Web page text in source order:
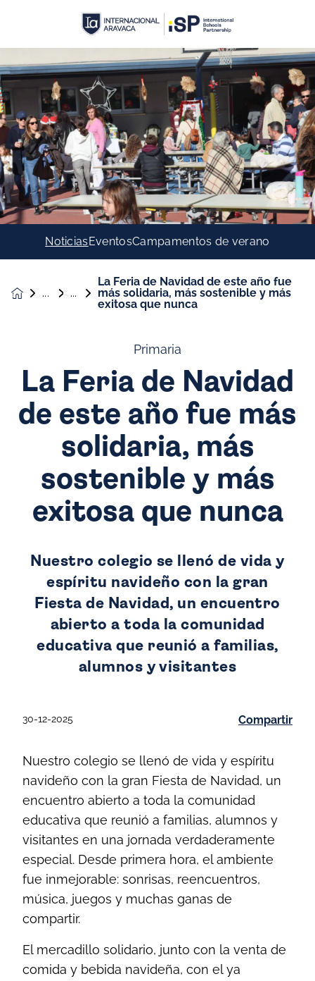
NoticiasEventosCampamentos de verano
La Feria de Navidad de este año fue
más solidaria, más sostenible y más
exitosa que nunca
Primaria
La Feria de Navidad
de este año fue más
solidaria, más
sostenible y más
exitosa que nunca
Nuestro colegio se llenó de vida y
espíritu navideño con la gran
Fiesta de Navidad, un encuentro
abierto a toda la comunidad
educativa que reunió a familias,
alumnos y visitantes
30-12-2025 Compartir
Nuestro colegio se llenó de vida y espíritu
navideño con la gran Fiesta de Navidad, un
encuentro abierto a toda la comunidad
educativa que reunió a familias, alumnos y
visitantes en una jornada verdaderamente
especial. Desde primera hora, el ambiente
fue inmejorable: sonrisas, reencuentros,
música, juegos y muchas ganas de
compartir.
El mercadillo solidario, junto con la venta de
comida y bebida navideña, con el ya